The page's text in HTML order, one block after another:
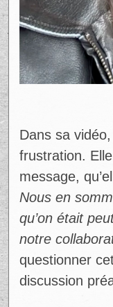
Dans sa
frustration.
message,
Nous en
qu’on était
notre
questionner
discussion